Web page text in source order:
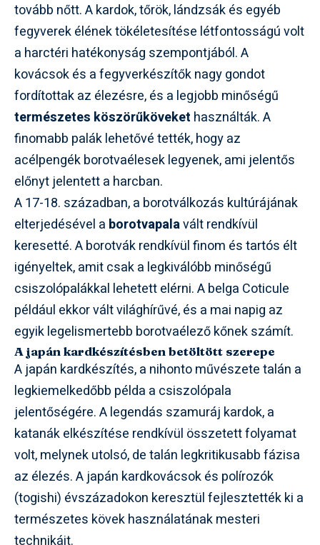
tovább nőtt. A kardok, tőrök, lándzsák és egyéb
fegyverek élének tökéletesítése létfontosságú volt
a harctéri hatékonyság szempontjából. A
kovácsok és a fegyverkészítők nagy gondot
fordítottak az élezésre, és a legjobb minőségű
természetes köszörűköveket használták. A
finomabb palák lehetővé tették, hogy az
acélpengék borotvaélesek legyenek, ami jelentős
előnyt jelentett a harcban.
A 17-18. században, a borotválkozás kultúrájának
elterjedésével a borotvapalavált rendkívül
keresetté. A borotvák rendkívül finom és tartós élt
igényeltek, amit csak a legkiválóbb minőségű
csiszolópalákkal lehetett elérni. A belga Coticule
például ekkor vált világhírűvé, és a mai napig az
egyik legelismertebb borotvaélező kőnek számít.
A japán kardkészítésben betöltött szerepe
A japán kardkészítés, a nihonto művészete talán a
legkiemelkedőbb példa a csiszolópala
jelentőségére. A legendás szamuráj kardok, a
katanák elkészítése rendkívül összetett folyamat
volt, melynek utolsó, de talán legkritikusabb fázisa
az élezés. A japán kardkovácsok és polírozók
(togishi) évszázadokon keresztül fejlesztették ki a
természetes kövek használatának mesteri